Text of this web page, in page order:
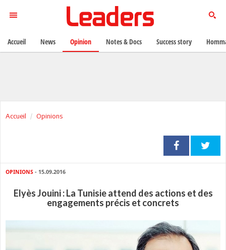
Accueil Opinions
OPINIONS - 15.09.2016
Elyès Jouini : La Tunisie attend des actions et des
engagements précis et concrets
Accueil News Opinion Notes & Docs Success story